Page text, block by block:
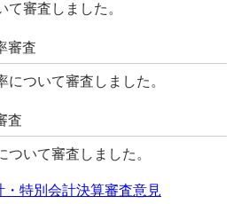
審査しました。
審査
ついて審査しました。
査
いて審査しました。
特別会計決算審査意見